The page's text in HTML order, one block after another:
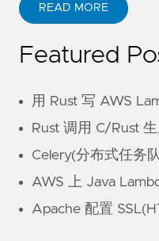
READ MORE
Featured
用 Rust 写 AWS
Rust 调用 C/Rust
Celery(分布式任务
AWS 上 Java
Apache 配置